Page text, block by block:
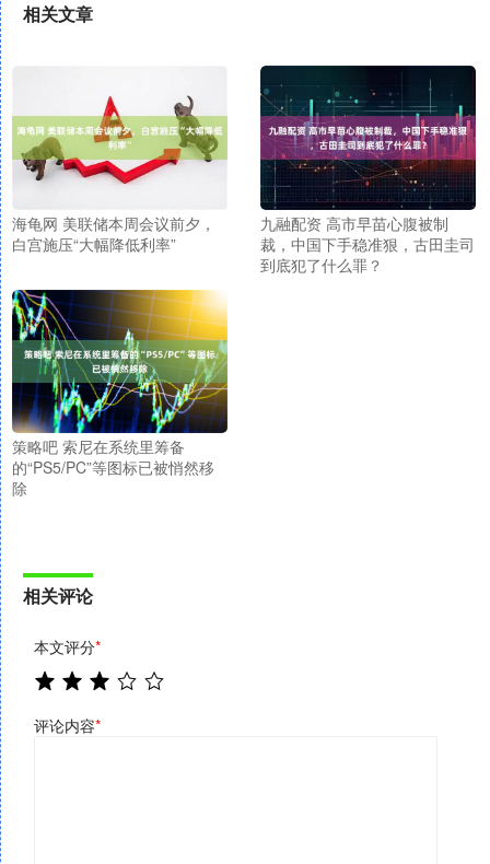
相关文章
海龟网 美联储本周会议前夕，
白宫施压“大幅降低利率”
九融配资 高市早苗心腹被制
裁，中国下手稳准狠，古田圭司
到底犯了什么罪？
策略吧 索尼在系统里筹备
的“PS5/PC”等图标已被悄然移
除
相关评论
本文评分*
评论内容*